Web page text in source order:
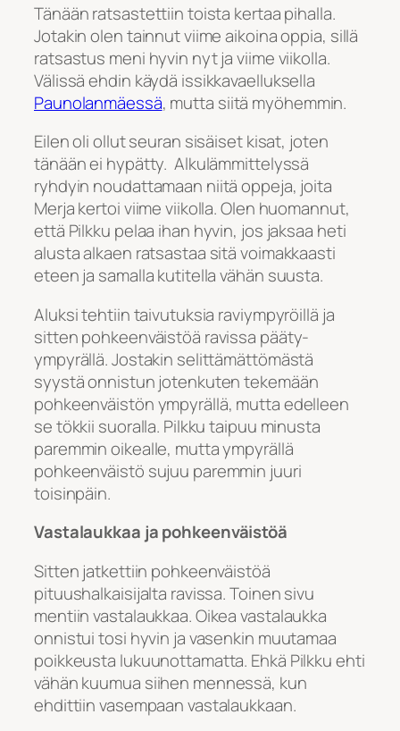
Tänään ratsastettiin toista kertaa pihalla.
Jotakin olen tainnut viime aikoina oppia, sillä
ratsastus meni hyvin nyt ja viime viikolla.
Välissä ehdin käydä issikkavaelluksella
Paunolanmäessä, mutta siitä myöhemmin.
Eilen oli ollut seuran sisäiset kisat, joten
tänään ei hypätty. Alkulämmittelyssä
ryhdyin noudattamaan niitä oppeja, joita
Merja kertoi viime viikolla. Olen huomannut,
että Pilkku pelaa ihan hyvin, jos jaksaa heti
alusta alkaen ratsastaa sitä voimakkaasti
eteen ja samalla kutitella vähän suusta.
Aluksi tehtiin taivutuksia raviympyröillä ja
sitten pohkeenväistöä ravissa pääty-
ympyrällä. Jostakin selittämättömästä
syystä onnistun jotenkuten tekemään
pohkeenväistön ympyrällä, mutta edelleen
se tökkii suoralla. Pilkku taipuu minusta
paremmin oikealle, mutta ympyrällä
pohkeenväistö sujuu paremmin juuri
toisinpäin.
Vastalaukkaa ja pohkeenväistöä
Sitten jatkettiin pohkeenväistöä
pituushalkaisijalta ravissa. Toinen sivu
mentiin vastalaukkaa. Oikea vastalaukka
onnistui tosi hyvin ja vasenkin muutamaa
poikkeusta lukuunottamatta. Ehkä Pilkku ehti
vähän kuumua siihen mennessä, kun
ehdittiin vasempaan vastalaukkaan.